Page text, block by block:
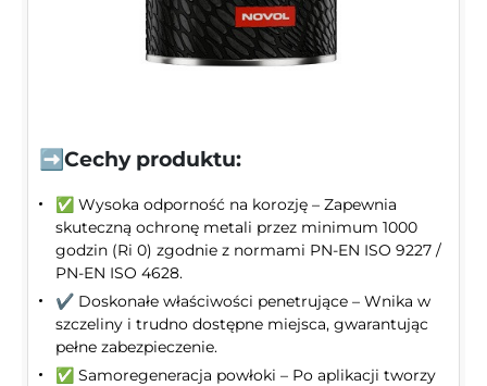
➡️Cechy produktu:
✅ Wysoka odporność na korozję – Zapewnia
skuteczną ochronę metali przez minimum 1000
godzin (Ri 0) zgodnie z normami PN-EN ISO 9227 /
PN-EN ISO 4628.
✔️ Doskonałe właściwości penetrujące – Wnika w
szczeliny i trudno dostępne miejsca, gwarantując
pełne zabezpieczenie.
✅ Samoregeneracja powłoki – Po aplikacji tworzy